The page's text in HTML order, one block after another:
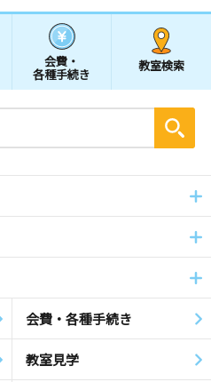
会費・
各種手続き
教室検索
会費・各種手続き
教室見学